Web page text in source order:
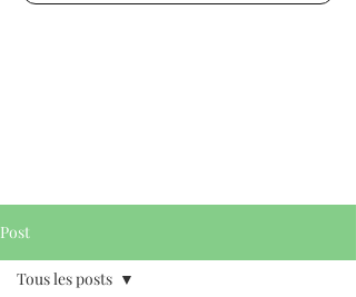
Post
Tous les posts